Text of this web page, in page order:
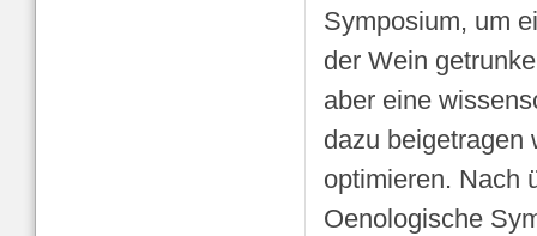
Symposium, um
der Wein
aber eine
dazu beigetragen
optimieren. Nach
Oenologische